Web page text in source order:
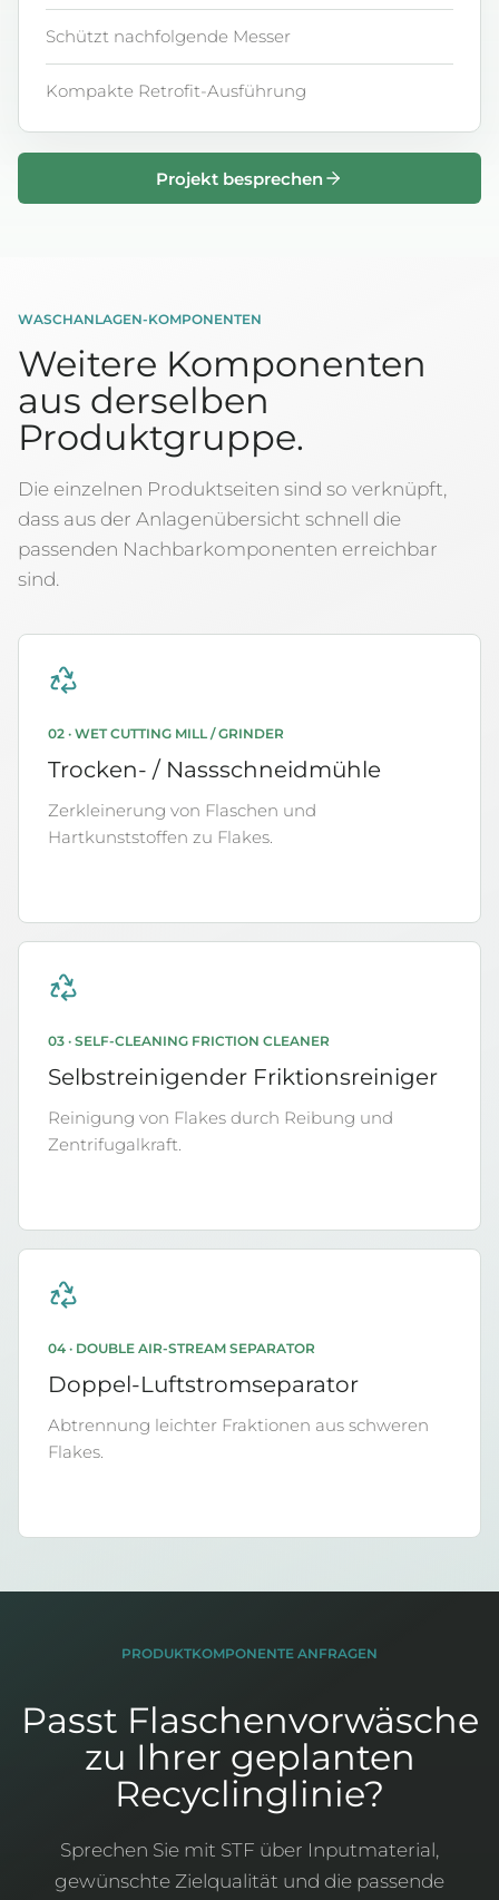
Schützt nachfolgende Messer
Kompakte Retrofit-Ausführung
Projekt besprechen
WASCHANLAGEN-KOMPONENTEN
Weitere Komponenten
aus derselben
Produktgruppe.
Die einzelnen Produktseiten sind so verknüpft,
dass aus der Anlagenübersicht schnell die
passenden Nachbarkomponenten erreichbar
sind.
02 · WET CUTTING MILL / GRINDER
Trocken- / Nassschneidmühle
Zerkleinerung von Flaschen und
Hartkunststoffen zu Flakes.
03 · SELF-CLEANING FRICTION CLEANER
Selbstreinigender Friktionsreiniger
Reinigung von Flakes durch Reibung und
Zentrifugalkraft.
04 · DOUBLE AIR-STREAM SEPARATOR
Doppel-Luftstromseparator
Abtrennung leichter Fraktionen aus schweren
Flakes.
PRODUKTKOMPONENTE ANFRAGEN
Passt Flaschenvorwäsche
zu Ihrer geplanten
Recyclinglinie?
Sprechen Sie mit STF über Inputmaterial,
gewünschte Zielqualität und die passende